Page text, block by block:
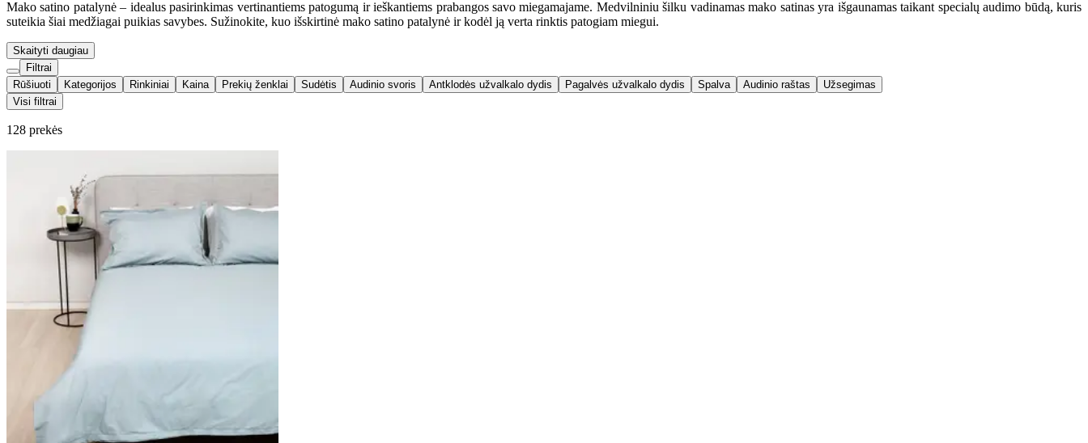
Mako satino patalynė – idealus pasirinkimas vertinantiems patogumą ir ieškantiems prabangos savo miegamajame. Medvilniniu šilku vadinamas mako satinas yra išgaunamas taikant specialų audimo būdą, kuris
suteikia šiai medžiagai puikias savybes. Sužinokite, kuo išskirtinė mako satino patalynė ir kodėl ją verta rinktis patogiam miegui.
Skaityti daugiau
Filtrai
Rūšiuoti
Kategorijos Rinkiniai Kaina Prekių ženklai Sudėtis Audinio svoris Antklodės užvalkalo dydis Pagalvės užvalkalo dydis Spalva Audinio raštas
Užsegimas
Visi filtrai
128 prekės